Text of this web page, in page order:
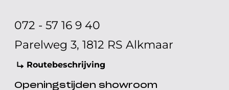
072 - 57 16 9 40
Parelweg 3, 1812 RS Alkmaar
Routebeschrijving
Openingstijden showroom